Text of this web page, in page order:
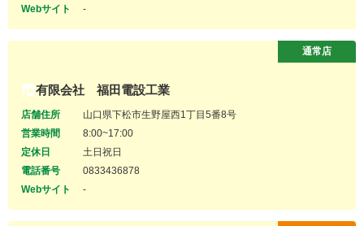
Webサイト
-
有限会社 福田電設工業
店舗住所
山口県下松市生野屋西1丁目5番8号
営業時間
8:00~17:00
定休日
土日祝日
電話番号
0833436878
Webサイト
-
通常店